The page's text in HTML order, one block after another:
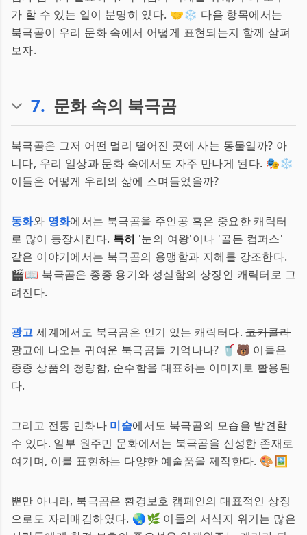
가 할 수 있는 일이 분명히 있다. 🤝❄️ 다음 항목에서는
북극곰이 우리 문화 속에서 어떻게 표현되는지 함께 살펴
보자.
7. 문화 속의 북극곰
북극곰은 그저 어떤 멀리 떨어진 곳에 사는 동물일까? 아
니다, 우리 일상과 문화 속에서도 자주 만나게 된다. 🎭❄️
이들은 어떻게 우리의 삶에 스며들었을까?
동화와 영화에서는 북극곰을 주인공 혹은 중요한 캐릭터
로 많이 등장시킨다. 특히 '눈의 여왕'이나 '골든 컴퍼스'
같은 이야기에서는 북극곰의 용맹함과 지혜를 강조한다.
🎬📖 북극곰은 종종 용기와 성실함의 상징인 캐릭터로 그
려진다.
광고 세계에서도 북극곰은 인기 있는 캐릭터다.코카콜라
광고에 나오는 귀여운 북극곰들 기억나나?🥤🐻 이들은
종종 상품의 청량함, 순수함을 대표하는 이미지로 활용된
다.
그리고 전통 민화나 미술에서도 북극곰의 모습을 발견할
수 있다. 일부 원주민 문화에서는 북극곰을 신성한 존재로
여기며, 이를 표현하는 다양한 예술품을 제작한다. 🎨🖼️
뿐만 아니라, 북극곰은 환경보호 캠페인의 대표적인 상징
으로도 자리매김하였다. 🌏🌿 이들의 서식지 위기는 많은